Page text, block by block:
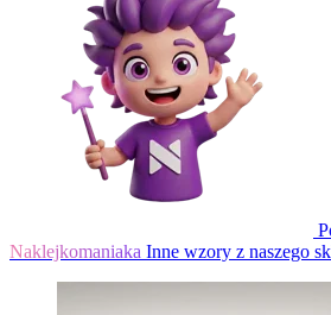
Naklejkomaniaka Inne wzory z naszego